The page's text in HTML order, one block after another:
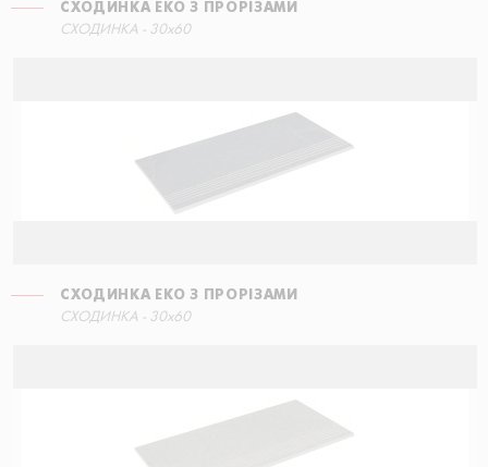
СХОДИНКА ЕКО З ПРОРІЗАМИ
СХОДИНКА - 30x60
СХОДИНКА ЕКО З ПРОРІЗАМИ
СХОДИНКА - 30x60
СХОДИНКА КУТОВА ПРАВА
30x34,5
СХОДИНКА КУТОВА ПРАВА
15x34,5